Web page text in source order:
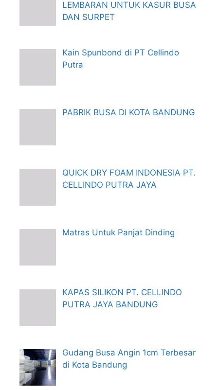
LEMBARAN UNTUK KASUR BUSA
DAN SURPET
Kain Spunbond di PT Cellindo
Putra
PABRIK BUSA DI KOTA BANDUNG
QUICK DRY FOAM INDONESIA PT.
CELLINDO PUTRA JAYA
Matras Untuk Panjat Dinding
KAPAS SILIKON PT. CELLINDO
PUTRA JAYA BANDUNG
Gudang Busa Angin 1cm Terbesar
di Kota Bandung